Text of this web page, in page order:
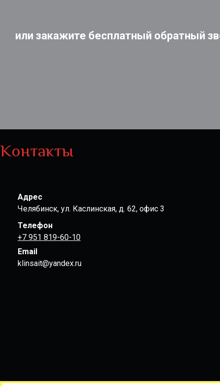
или закажите бесплатный обратный
Контакты
Адрес
Челябинск, ул. Каслинская, д. 62, офис 3
Телефон
+7 951 819-60-10
Email
klinsait@yandex.ru